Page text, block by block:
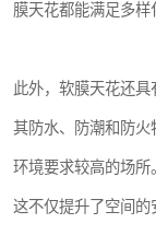
膜天花都能满足多样
此外，软膜天花还具
其防水、防潮和防
环境要求较高的场所。
这不仅提升了空间的